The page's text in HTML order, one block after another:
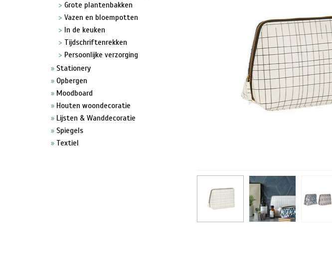
Grote plantenbakken
Vazen en bloempotten
In de keuken
Tijdschriftenrekken
Persoonlijke verzorging
Stationery
Opbergen
Moodboard
Houten woondecoratie
Lijsten & Wanddecoratie
Spiegels
Textiel